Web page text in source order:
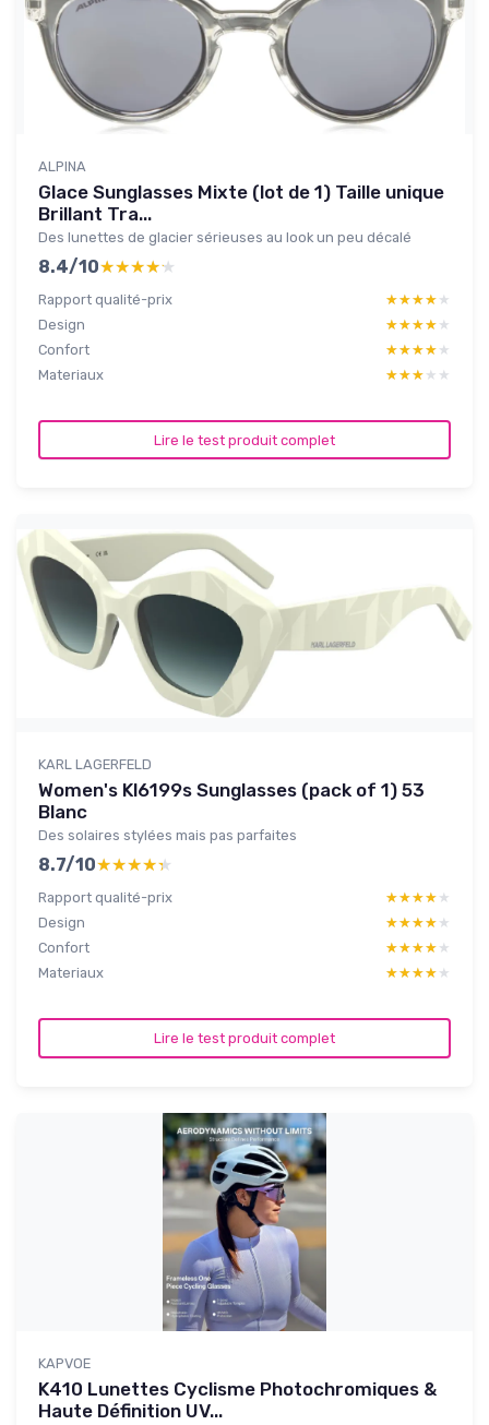
ALPINA
Glace Sunglasses Mixte (lot de 1) Taille unique
Brillant Tra...
Des lunettes de glacier sérieuses au look un peu décalé
8.4/10★★★★★
★★★★★
Rapport qualité-prix ★★★★★
★★★★★
Design
★★★★★
★★★★★
Confort
★★★★★
★★★★★
Materiaux
★★★★★
★★★★★
Lire le test produit complet
KARL LAGERFELD
Women's Kl6199s Sunglasses (pack of 1) 53
Blanc
Des solaires stylées mais pas parfaites
8.7/10★★★★★
★★★★★
Rapport qualité-prix ★★★★★
★★★★★
Design
★★★★★
★★★★★
Confort
★★★★★
★★★★★
Materiaux
★★★★★
★★★★★
Lire le test produit complet
KAPVOE
K410 Lunettes Cyclisme Photochromiques &
Haute Définition UV...